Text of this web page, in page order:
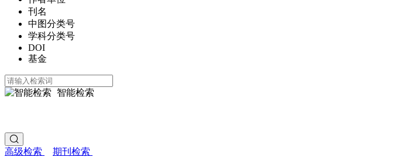
刊名
中图分类号
学科分类号
DOI
基金
智能检索
高级检索 期刊检索